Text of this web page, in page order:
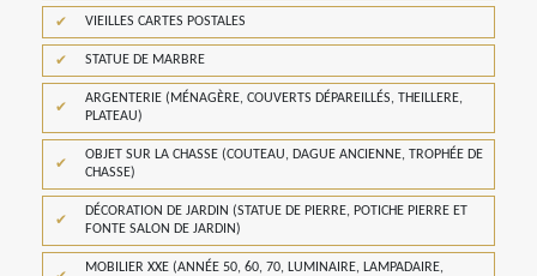
VIEILLES CARTES POSTALES
STATUE DE MARBRE
ARGENTERIE (MÉNAGÈRE, COUVERTS DÉPAREILLÉS, THEILLERE,
PLATEAU)
OBJET SUR LA CHASSE (COUTEAU, DAGUE ANCIENNE, TROPHÉE DE
CHASSE)
DÉCORATION DE JARDIN (STATUE DE PIERRE, POTICHE PIERRE ET
FONTE SALON DE JARDIN)
MOBILIER XXE (ANNÉE 50, 60, 70, LUMINAIRE, LAMPADAIRE,